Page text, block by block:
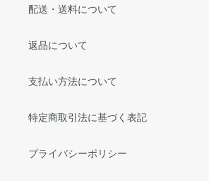
配送・送料について
返品について
支払い方法について
特定商取引法に基づく表記
プライバシーポリシー